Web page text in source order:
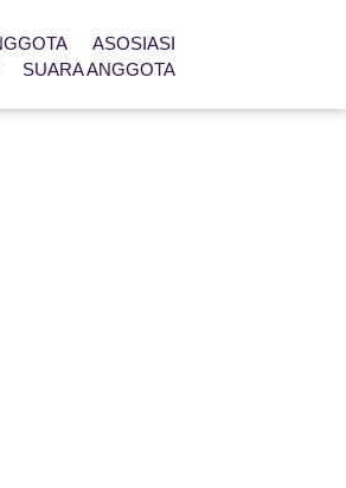
ASOSIASI
SUARA ANGGOTA